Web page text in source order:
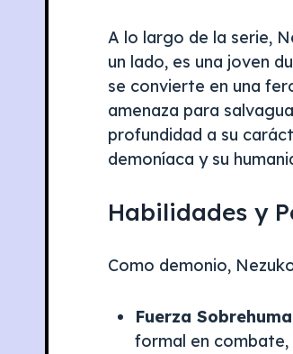
A lo largo de la serie,
un lado, es una joven
se convierte en una
amenaza para
profundidad a su
demoníaca y su
Habilidades y
Como demonio,
Fuerza
formal en combate,